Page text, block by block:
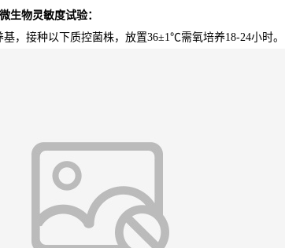
微生物灵敏度试验：
基，接种以下质控菌株，放置36±1℃需氧培养18-24小时。